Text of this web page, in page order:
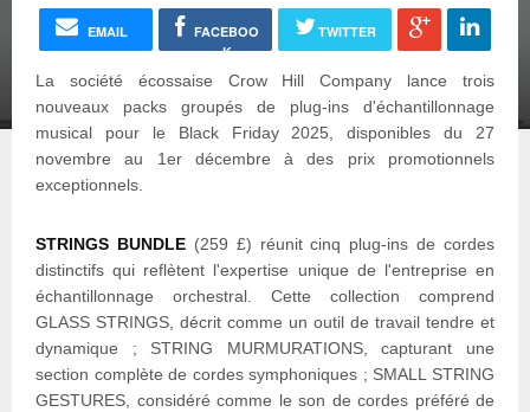
EMAIL
FACEBOO
K
TWITTER
La société écossaise Crow Hill Company lance trois
nouveaux packs groupés de plug-ins d'échantillonnage
musical pour le Black Friday 2025, disponibles du 27
novembre au 1er décembre à des prix promotionnels
exceptionnels.
STRINGS BUNDLE(259 £) réunit cinq plug-ins de cordes
distinctifs qui reflètent l'expertise unique de l'entreprise en
échantillonnage orchestral. Cette collection comprend
GLASS STRINGS, décrit comme un outil de travail tendre et
dynamique ; STRING MURMURATIONS, capturant une
section complète de cordes symphoniques ; SMALL STRING
GESTURES, considéré comme le son de cordes préféré de